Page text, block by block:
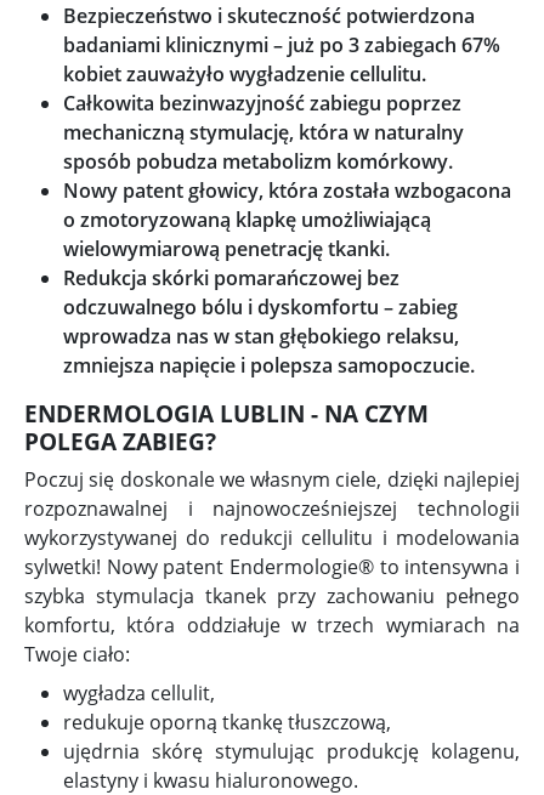
Bezpieczeństwo i skuteczność potwierdzona
badaniami klinicznymi – już po 3 zabiegach 67%
kobiet zauważyło wygładzenie cellulitu.
Całkowita bezinwazyjność zabiegu poprzez
mechaniczną stymulację, która w naturalny
sposób pobudza metabolizm komórkowy.
Nowy patent głowicy, która została wzbogacona
o zmotoryzowaną klapkę umożliwiającą
wielowymiarową penetrację tkanki.
Redukcja skórki pomarańczowej bez
odczuwalnego bólu i dyskomfortu – zabieg
wprowadza nas w stan głębokiego relaksu,
zmniejsza napięcie i polepsza samopoczucie.
ENDERMOLOGIA LUBLIN - NA CZYM
POLEGA ZABIEG?
Poczuj się doskonale we własnym ciele, dzięki najlepiej
rozpoznawalnej i najnowocześniejszej technologii
wykorzystywanej do redukcji cellulitu i modelowania
sylwetki! Nowy patent Endermologie® to intensywna i
szybka stymulacja tkanek przy zachowaniu pełnego
komfortu, która oddziałuje w trzech wymiarach na
Twoje ciało:
wygładza cellulit,
redukuje oporną tkankę tłuszczową,
ujędrnia skórę stymulując produkcję kolagenu,
elastyny i kwasu hialuronowego.